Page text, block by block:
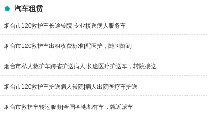
汽车租赁
烟台市120救护车长途转院|专业接送病人服务车
烟台市120救护车出租收费标准|配医护，随叫随到
烟台市私人救护车跨省护送病人|长途医疗护送车，转院接送
烟台市120救护车护送病人转院|病人出院医疗车护送
烟台市救护车转运服务|全国各地都有车，就近派车